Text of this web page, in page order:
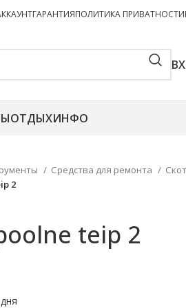
ГАРАНТИЯПОЛИТИКА ПРИВАТНОСТИ
ОТДЫХИНФО
Средства для ремонта
2
teip 2